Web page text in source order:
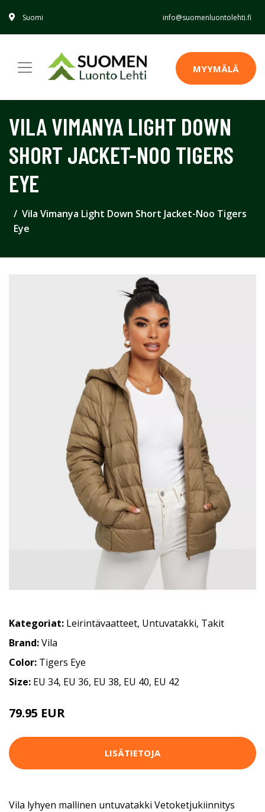
Suomi info@suomenluontolehti.fi
MYYMÄLÄ
VILA VIMANYA LIGHT DOWN
SHORT JACKET-NOO TIGERS
EYE
Vila Vimanya Light Down Short Jacket-Noo Tigers
Eye
Kategoriat: Leirintävaatteet, Untuvatakki, Takit
Brand:Vila
Color: Tigers Eye
Size: EU 34, EU 36, EU 38, EU 40, EU 42
79.95 EUR
LISÄTIETOJA
Vila lyhyen mallinen untuvatakki Vetoketjukiinnitys